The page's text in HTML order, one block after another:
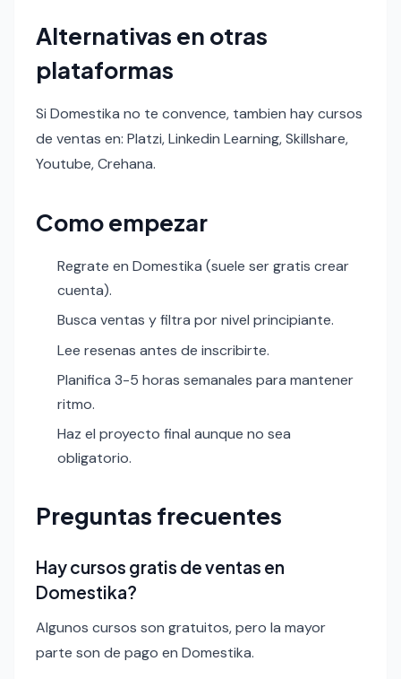
Alternativas en otras
plataformas
Si Domestika no te convence, tambien hay cursos
de ventas en: Platzi, Linkedin Learning, Skillshare,
Youtube, Crehana.
Como empezar
Regrate en Domestika (suele ser gratis crear
cuenta).
Busca ventas y filtra por nivel principiante.
Lee resenas antes de inscribirte.
Planifica 3-5 horas semanales para mantener
ritmo.
Haz el proyecto final aunque no sea
obligatorio.
Preguntas frecuentes
Hay cursos gratis de ventas en
Domestika?
Algunos cursos son gratuitos, pero la mayor
parte son de pago en Domestika.